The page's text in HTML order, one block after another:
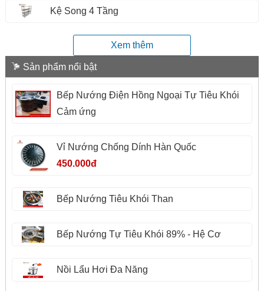
Kệ Song 4 Tầng
Xem thêm
Sản phẩm nổi bật
Bếp Nướng Điện Hồng Ngoại Tự Tiêu Khói
Cảm ứng
Vỉ Nướng Chống Dính Hàn Quốc
450.000đ
Bếp Nướng Tiêu Khói Than
Bếp Nướng Tự Tiêu Khói 89% - Hệ Cơ
Nồi Lẩu Hơi Đa Năng